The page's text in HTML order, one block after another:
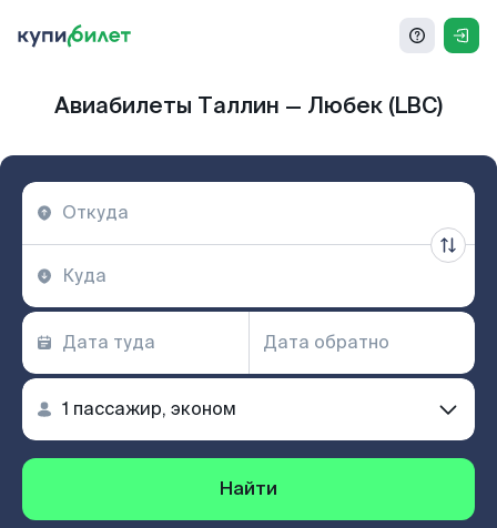
Авиабилеты Таллин — Любек (LBC)
Найти